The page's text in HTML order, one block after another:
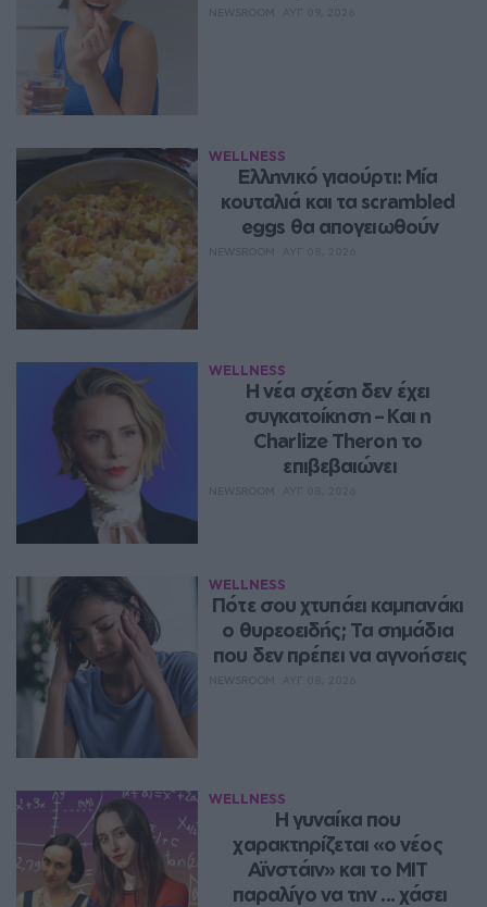
WELLNESS
Ελληνικό γιαούρτι: Μία
κουταλιά και τα scrambled
eggs θα απογειωθούν
WELLNESS
Η νέα σχέση δεν έχει
συγκατοίκηση – Και η
Charlize Theron το
επιβεβαιώνει
WELLNESS
Πότε σου χτυπάει καμπανάκι
ο θυρεοειδής; Τα σημάδια
που δεν πρέπει να αγνοήσεις
WELLNESS
Η γυναίκα που
χαρακτηρίζεται «ο νέος
Αϊνστάιν» και το MIT
παραλίγο να την ... χάσει